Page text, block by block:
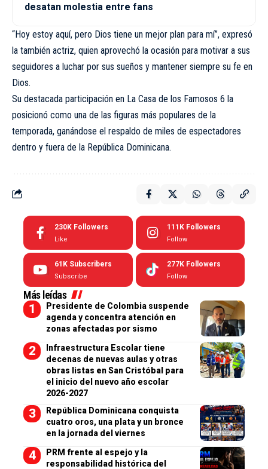
desatan molestia entre fans
“Hoy estoy aquí, pero Dios tiene un mejor plan para mí”, expresó
la también actriz, quien aprovechó la ocasión para motivar a sus
seguidores a luchar por sus sueños y mantener siempre su fe en
Dios.
Su destacada participación en La Casa de los Famosos 6 la
posicionó como una de las figuras más populares de la
temporada, ganándose el respaldo de miles de espectadores
dentro y fuera de la República Dominicana.
230K Followers
Like
111K Followers
Follow
61K Subscribers
Subscribe
277K Followers
Follow
Más leídas
Presidente de Colombia suspende
agenda y concentra atención en
zonas afectadas por sismo
Infraestructura Escolar tiene
decenas de nuevas aulas y otras
obras listas en San Cristóbal para
el inicio del nuevo año escolar
2026-2027
República Dominicana conquista
cuatro oros, una plata y un bronce
en la jornada del viernes
PRM frente al espejo y la
responsabilidad histórica del